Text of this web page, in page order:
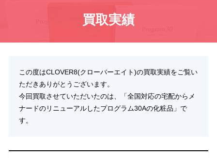
買取実績
この度はCLOVER8(クローバーエイト)の買取実績をご覧い
ただきありがとうございます。
今回買取させていただいたのは、「全国対応の宅配からメ
ナードのリニューアルしたプログラム30Aの化粧品」で
す。